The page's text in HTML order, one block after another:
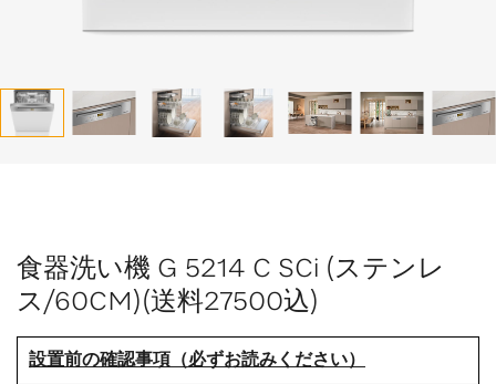
食器洗い機 G 5214 C SCi (ステンレ
ス/60CM)(送料27500込)
設置前の確認事項（必ずお読みください）